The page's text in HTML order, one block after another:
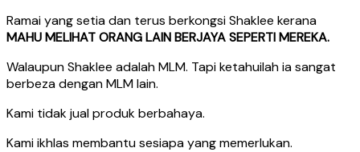
Ramai yang setia dan terus berkongsi Shaklee kerana
MAHU MELIHAT ORANG LAIN BERJAYA SEPERTI MEREKA.
Walaupun Shaklee adalah MLM. Tapi ketahuilah ia sangat
berbeza dengan MLM lain.
Kami tidak jual produk berbahaya.
Kami ikhlas membantu sesiapa yang memerlukan.